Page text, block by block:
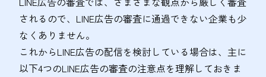
されるので、LINE広告の審査に通過できない企業も少
なくありません。
これからLINE広告の配信を検討している場合は、主に
以下4つのLINE広告の審査の注意点を理解しておきま